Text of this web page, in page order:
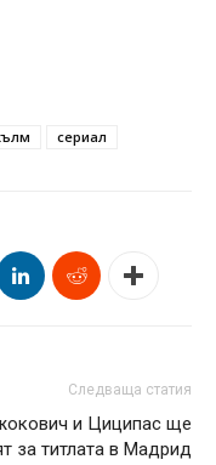
сериал
Следваща статия
и Циципас ще
за титлата в Мадрид